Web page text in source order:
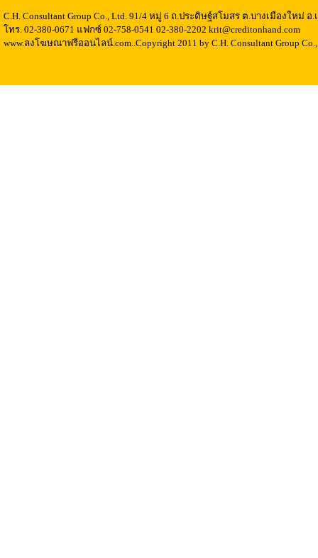
C.H. Consultant Group Co., Ltd. 91/4 หมู่ 6 ถ.ประดิษฐ์สโมสร ต.บางเมืองใหม่ อ
โทร. 02-380-0671 แฟกซ์ 02-758-0541 02-380-2202 krit@creditonhand.com
www.ลงโฆษณาฟรีออนไลน์.com..Copyright 2011 by C.H. Consultant Group